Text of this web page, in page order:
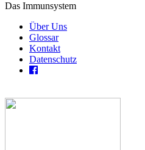
Das Immunsystem
Über Uns
Glossar
Kontakt
Datenschutz